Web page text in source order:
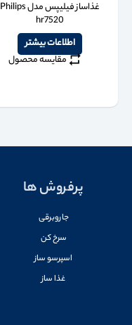
غذاساز فیلیپس مدل Philips
hr7520
اطلاعات بیشتر
مقایسه محصول
پرفروش ها
جاروبرقی
سرخ کن
اسپرسو ساز
غذا ساز